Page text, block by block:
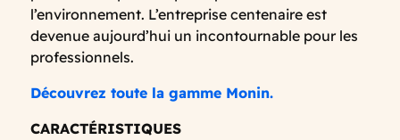
l’environnement. L’entreprise centenaire est
devenue aujourd’hui un incontournable pour les
professionnels.
Découvrez toute la gamme Monin.
CARACTÉRISTIQUES